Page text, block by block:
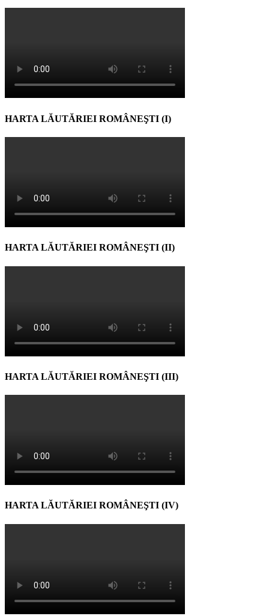
HARTA LĂUTĂRIEI ROMÂNEŞTI (I)
HARTA LĂUTĂRIEI ROMÂNEŞTI (II)
HARTA LĂUTĂRIEI ROMÂNEŞTI (III)
HARTA LĂUTĂRIEI ROMÂNEŞTI (IV)